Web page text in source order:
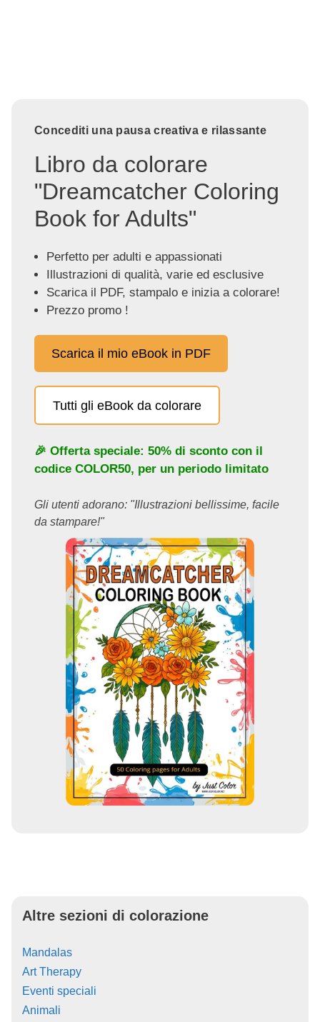
Concediti una pausa creativa e rilassante
Libro da colorare
"Dreamcatcher Coloring
Book for Adults"
Perfetto per adulti e appassionati
Illustrazioni di qualità, varie ed esclusive
Scarica il PDF, stampalo e inizia a colorare!
Prezzo promo !
Scarica il mio eBook in PDF
Tutti gli eBook da colorare
🎉 Offerta speciale: 50% di sconto con il
codice COLOR50, per un periodo limitato
Gli utenti adorano: "Illustrazioni bellissime, facile
da stampare!"
Altre sezioni di colorazione
Mandalas
Art Therapy
Eventi speciali
Animali